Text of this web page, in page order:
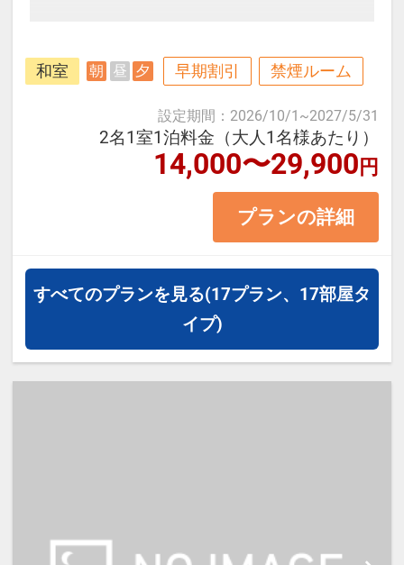
分！
高知ならではの藁焼きカツオのタタ
キは、お客様が夕食の席につかれて
から焼いております。分厚くて食べ
応えバツグンです！
本館スタンダードタイプ和室 40平
米・海側 1～4名様1室
バス・トイレ付
必ず入力してください。
和室 朝 昼 夕 早期割引 禁煙ルーム
設定期間 ： 2026/10/1 ~2027/5/31
2名1室1泊料金（大人1名様あたり）
14,000〜29,900円
プランの詳細
すべてのプランを見る(17プラン、17部屋タ
イプ)